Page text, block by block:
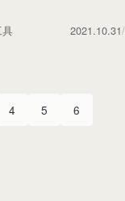
具 2021.10.31
4 5 6